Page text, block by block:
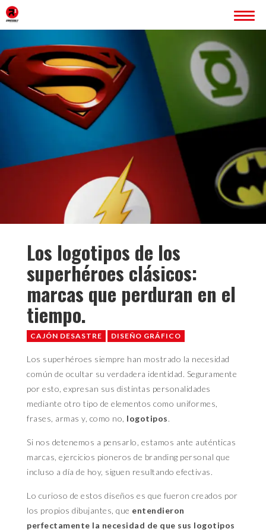
INICIO
ERREDOBLE
IMAGEN CORPORATIVA
PUBLICIDAD
PROYECTOS
BLOG
Los logotipos de los
superhéroes clásicos:
marcas que perduran en el
tiempo.
CAJÓN DESASTRE DISEÑO GRÁFICO
Los superhéroes siempre han mostrado la necesidad
común de ocultar su verdadera identidad. Seguramente
por esto, expresan sus distintas personalidades
mediante otro tipo de elementos como uniformes,
frases, armas y, como no, logotipos.
Si nos detenemos a pensarlo, estamos ante auténticas
marcas, ejercicios pioneros de branding personal que
incluso a día de hoy, siguen resultando efectivas.
Lo curioso de estos diseños es que fueron creados por
los propios dibujantes, que entendieron
perfectamente la necesidad de que sus logotipos